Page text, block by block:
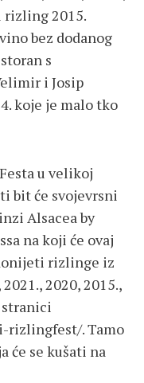
rizling 2015.
bez dodanog
s
i Josip
koje je malo tko
u velikoj
bit će svojevrsni
Alsacea by
na koji će ovaj
rizlinge iz
2020, 2015.,
stranici
. Tamo
će se kušati na